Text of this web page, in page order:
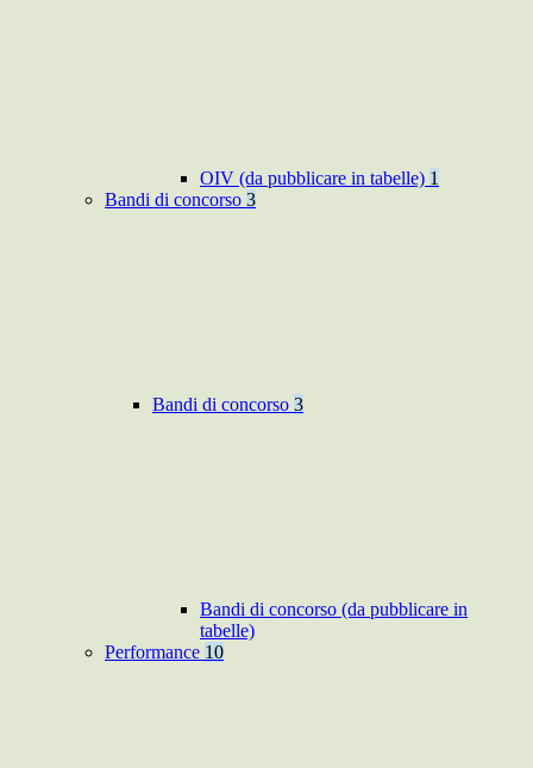
OIV (da pubblicare in tabelle) 1
Bandi di concorso 3
Bandi di concorso 3
Bandi di concorso (da pubblicare in
tabelle)
Performance 10